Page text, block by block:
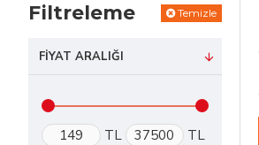
Filtreleme Temizle
FIYAT ARALIĞI
TL TL